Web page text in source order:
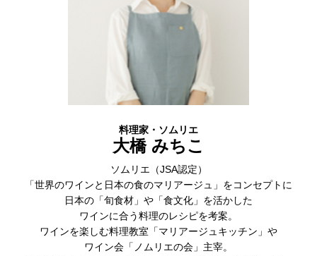
料理家・ソムリエ
大橋 みちこ
ソムリエ（JSA認定）
「世界のワインと日本の食のマリアージュ」をコンセプトに
日本の「旬食材」や「食文化」を活かした
ワインに合う料理のレシピを考案。
ワインを楽しむ料理教室「マリアージュキッチン」や
ワイン会「ノムリエの会」主宰。